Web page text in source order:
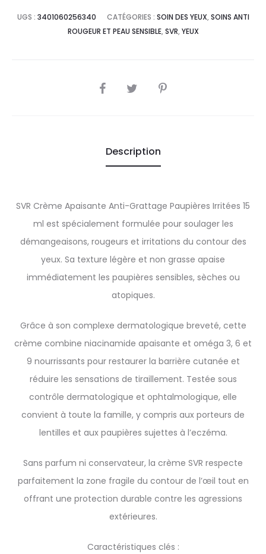
UGS : 3401060256340 CATÉGORIES : SOIN DES YEUX, SOINS ANTI
ROUGEUR ET PEAU SENSIBLE, SVR, YEUX
SHARE
Description
SVR Crème Apaisante Anti-Grattage Paupières Irritées 15
ml est spécialement formulée pour soulager les
démangeaisons, rougeurs et irritations du contour des
yeux. Sa texture légère et non grasse apaise
immédiatement les paupières sensibles, sèches ou
atopiques.
Grâce à son complexe dermatologique breveté, cette
crème combine niacinamide apaisante et oméga 3, 6 et
9 nourrissants pour restaurer la barrière cutanée et
réduire les sensations de tiraillement. Testée sous
contrôle dermatologique et ophtalmologique, elle
convient à toute la famille, y compris aux porteurs de
lentilles et aux paupières sujettes à l’eczéma.
Sans parfum ni conservateur, la crème SVR respecte
parfaitement la zone fragile du contour de l’œil tout en
offrant une protection durable contre les agressions
extérieures.
Caractéristiques clés :